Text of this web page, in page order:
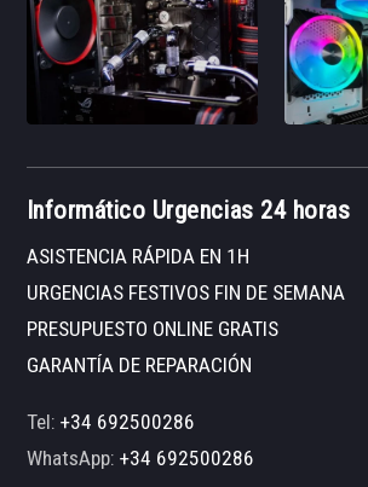
Informático Urgencias 24 horas
ASISTENCIA RÁPIDA EN 1H
URGENCIAS FESTIVOS FIN DE SEMANA
PRESUPUESTO ONLINE GRATIS
GARANTÍA DE REPARACIÓN
Tel:+34 692500286
WhatsApp:+34 692500286